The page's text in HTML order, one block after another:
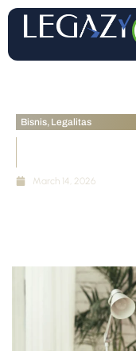
Bisnis, Legalitas
March 14, 2026